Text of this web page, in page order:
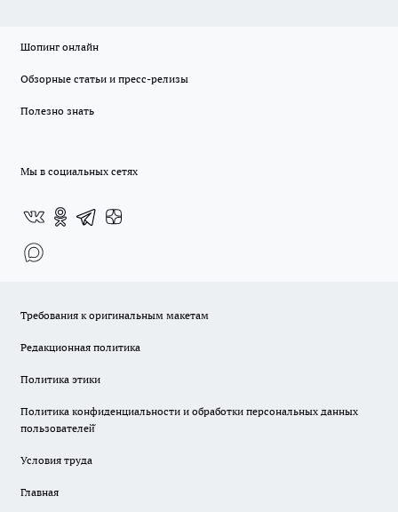
Шопинг онлайн
Обзорные статьи и пресс-релизы
Полезно знать
Мы в социальных сетях
Требования к оригинальным макетам
Редакционная политика
Политика этики
Политика конфиденциальности и обработки персональных данных
пользователей̆
Условия труда
Главная